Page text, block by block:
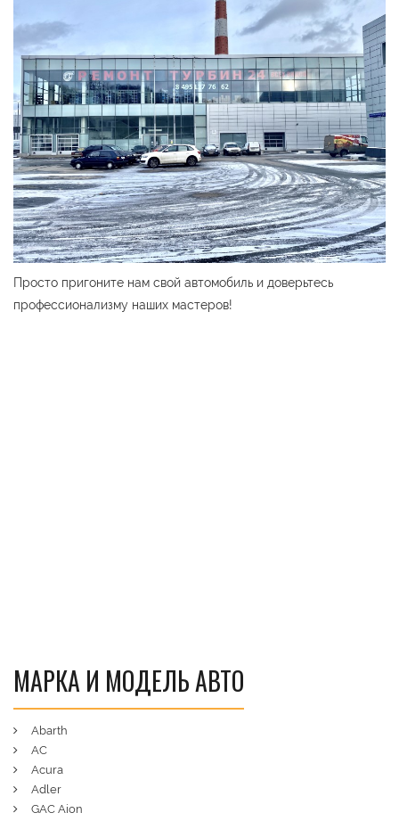
Просто пригоните нам свой автомобиль и доверьтесь
профессионализму наших мастеров!
МАРКА И МОДЕЛЬ АВТО
Abarth
AC
Acura
Adler
GAC Aion